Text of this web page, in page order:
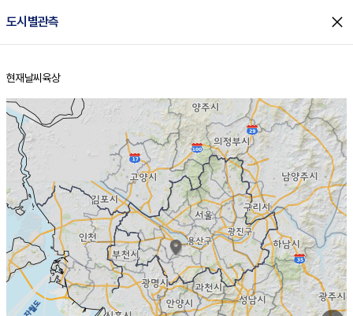
도시별관측 close
홈
현재날씨 육상